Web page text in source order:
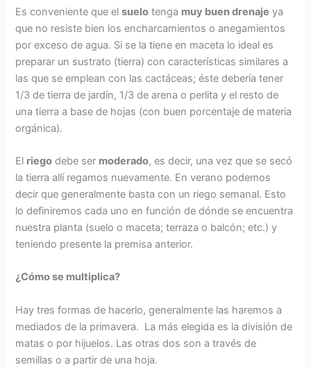
Es conveniente que elsuelo tenga muy buen drenaje ya
que no resiste bien los encharcamientos o anegamientos
por exceso de agua. Si se la tiene en maceta lo ideal es
preparar un sustrato (tierra) con características similares a
las que se emplean con las cactáceas; éste debería tener
1/3 de tierra de jardín, 1/3 de arena o perlita y el resto de
una tierra a base de hojas (con buen porcentaje de materia
orgánica).
El riego debe ser moderado, es decir, una vez que se secó
la tierra allí regamos nuevamente. En verano podemos
decir que generalmente basta con un riego semanal. Esto
lo definiremos cada uno en función de dónde se encuentra
nuestra planta (suelo o maceta; terraza o balcón; etc.) y
teniendo presente la premisa anterior.
¿Cómo se multiplica?
Hay tres formas de hacerlo, generalmente las haremos a
mediados de la primavera. La más elegida es la división de
matas o por hijuelos. Las otras dos son a través de
semillas o a partir de una hoja.